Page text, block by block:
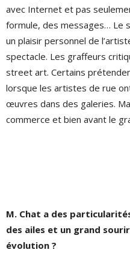
avec Internet et pas
formule, des messages… Le
un plaisir personnel de
spectacle. Les graffeurs
street art. Certains
lorsque les artistes de rue
œuvres dans des galeries.
commerce et bien avant le
M. Chat a des
des ailes et un grand
évolution ?